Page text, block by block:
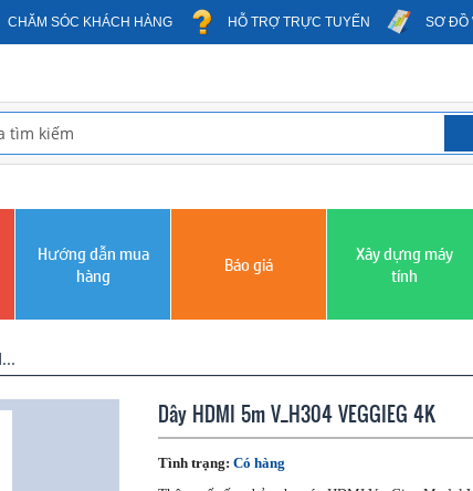
CHĂM SÓC KHÁCH HÀNG HỖ TRỢ TRỰC TUYẾN SƠ ĐỒ
Hướng dẫn mua
hàng
Báo giá
Xây dựng máy
tính
Dây HDMI 5m V_H304 VEGGIEG 4K
Tình trạng:Có hàng